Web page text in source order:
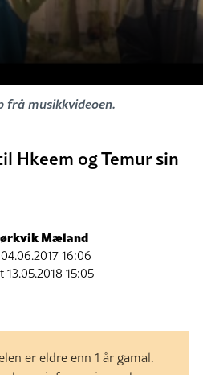
frå musikkvideoen.
Hkeem og Temur sin
Mæland
04.06.2017 16:06
13.05.2018 15:05
er eldre enn 1 år gamal.